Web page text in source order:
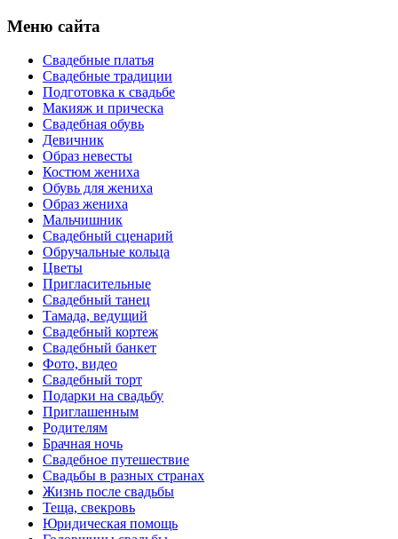
Меню сайта
Свадебные платья
Свадебные традиции
Подготовка к свадьбе
Макияж и прическа
Свадебная обувь
Девичник
Образ невесты
Костюм жениха
Обувь для жениха
Образ жениха
Мальчишник
Свадебный сценарий
Обручальные кольца
Цветы
Пригласительные
Свадебный танец
Тамада, ведущий
Свадебный кортеж
Свадебный банкет
Фото, видео
Свадебный торт
Подарки на свадьбу
Приглашенным
Родителям
Брачная ночь
Свадебное путешествие
Свадьбы в разных странах
Жизнь после свадьбы
Теща, свекровь
Юридическая помощь